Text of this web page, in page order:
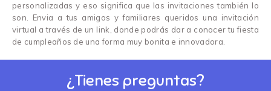
personalizadas y eso significa que las invitaciones también lo
son. Envia a tus amigos y familiares queridos una invitación
virtual a través de un link, donde podrás dar a conocer tu fiesta
de cumpleaños de una forma muy bonita e innovadora.
¿Tienes preguntas?